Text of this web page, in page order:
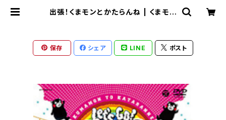
出張！くまモンとかたらんね | くまモン
保存 シェア LINE ポスト